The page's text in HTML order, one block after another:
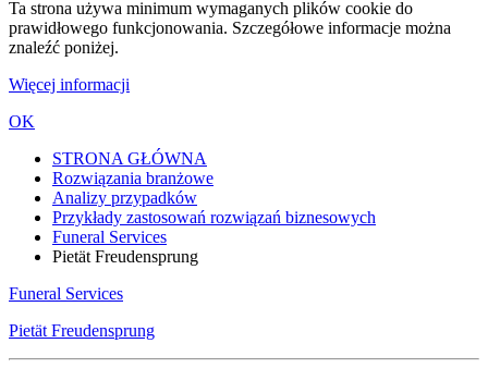
Ta strona używa minimum wymaganych plików cookie do
prawidłowego funkcjonowania. Szczegółowe informacje można
znaleźć poniżej.
Więcej informacji
OK
STRONA GŁÓWNA
Rozwiązania branżowe
Analizy przypadków
Przykłady zastosowań rozwiązań biznesowych
Funeral Services
Pietät Freudensprung
Funeral Services
Pietät Freudensprung